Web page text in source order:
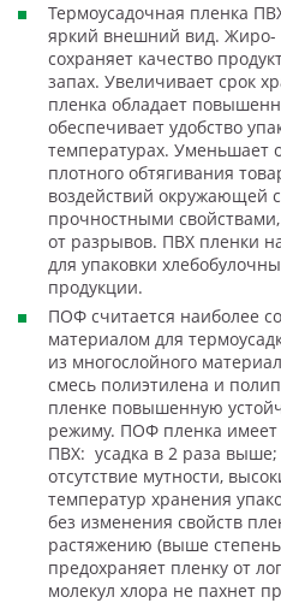
Термоусадочная пленка
яркий внешний вид. Жиро-
сохраняет качество
запах. Увеличивает срок
пленка обладает
обеспечивает удобство
температурах. Уменьшает
плотного обтягивания
воздействий окружающей
прочностными
от разрывов. ПВХ пленки
для упаковки
продукции.
ПОФ считается наиболее
материалом для
из многослойного
смесь полиэтилена и
пленке повышенную
режиму. ПОФ пленка
ПВХ: усадка в 2 раза
отсутствие мутности,
температур хранения
без изменения свойств
растяжению (выше степень
предохраняет пленку от
молекул хлора не пахнет